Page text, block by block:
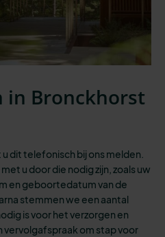
in Bronckhorst
dit telefonisch bij ons melden.
u door die nodig zijn, zoals uw
en geboortedatum van de
stemmen we een aantal
is voor het verzorgen en
vervolgafspraak om stap voor